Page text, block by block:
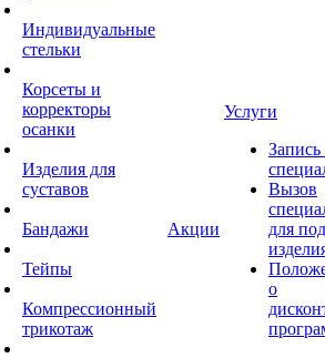
Индивидуальные
стельки
Корсеты и
корректоры
осанки
Изделия для
суставов
Бандажи
Тейпы
Компрессионный
трикотаж
Акции
Услуги
Запись
Вызов
для
о